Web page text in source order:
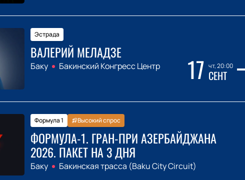
Эстрада
ВАЛЕРИЙ МЕЛАДЗЕ
Баку Бакинский Конгресс Центр 17 чт, 20:00
СЕНТ
Формула 1 Высокий спрос
ФОРМУЛА-1. ГРАН-ПРИ АЗЕРБАЙДЖАНА
2026. ПАКЕТ НА 3 ДНЯ
Баку Бакинская трасса (Baku City Circuit)